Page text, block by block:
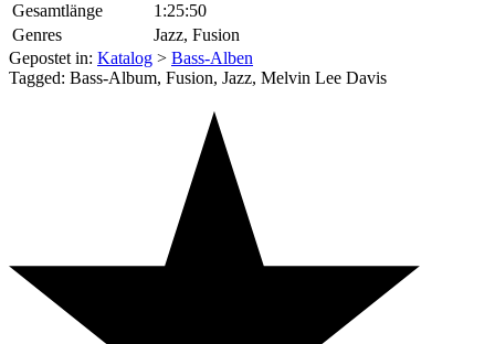
Gesamtlänge
1:25:50
Genres
Jazz, Fusion
Gepostet in: Katalog > Bass-Alben
Tagged: Bass-Album, Fusion, Jazz, Melvin Lee Davis